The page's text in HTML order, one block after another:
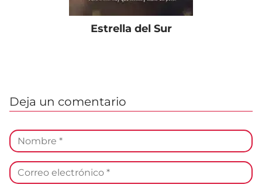
Estrella del Sur
Deja un comentario